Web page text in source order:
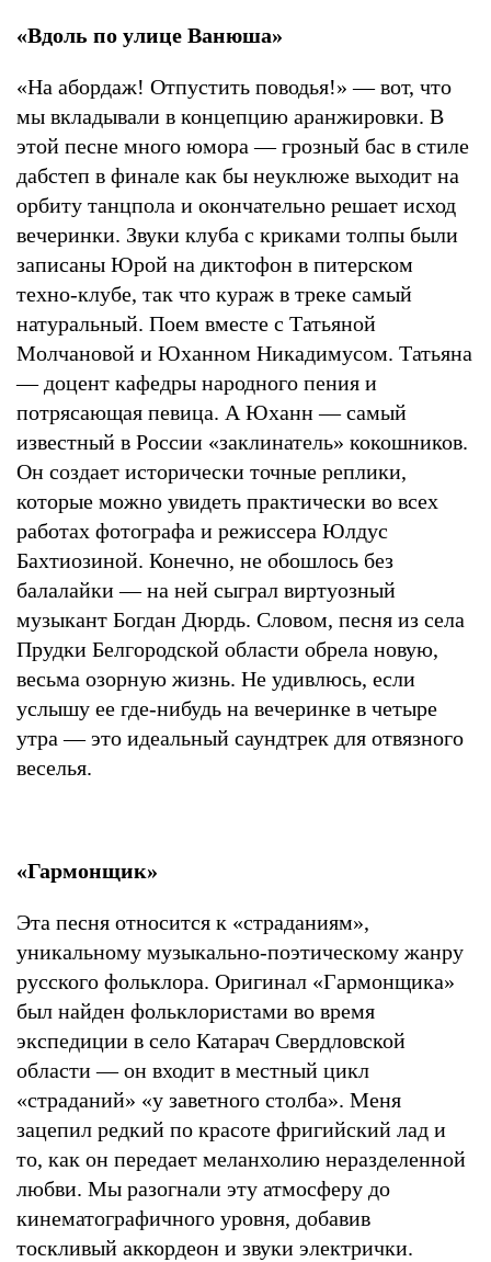
«Вдоль по улице Ванюша»
«На абордаж! Отпустить поводья!» — вот, что
мы вкладывали в концепцию аранжировки. В
этой песне много юмора — грозный бас в стиле
дабстеп в финале как бы неуклюже выходит на
орбиту танцпола и окончательно решает исход
вечеринки. Звуки клуба с криками толпы были
записаны Юрой на диктофон в питерском
техно-клубе, так что кураж в треке самый
натуральный. Поем вместе с Татьяной
Молчановой и Юханном Никадимусом. Татьяна
— доцент кафедры народного пения и
потрясающая певица. А Юханн — самый
известный в России «заклинатель» кокошников.
Он создает исторически точные реплики,
которые можно увидеть практически во всех
работах фотографа и режиссера Юлдус
Бахтиозиной. Конечно, не обошлось без
балалайки — на ней сыграл виртуозный
музыкант Богдан Дюрдь. Словом, песня из села
Прудки Белгородской области обрела новую,
весьма озорную жизнь. Не удивлюсь, если
услышу ее где-нибудь на вечеринке в четыре
утра — это идеальный саундтрек для отвязного
веселья.
«Гармонщик»
Эта песня относится к «страданиям»,
уникальному музыкально-поэтическому жанру
русского фольклора. Оригинал «Гармонщика»
был найден фольклористами во время
экспедиции в село Катарач Свердловской
области — он входит в местный цикл
«страданий» «у заветного столба». Меня
зацепил редкий по красоте фригийский лад и
то, как он передает меланхолию неразделенной
любви. Мы разогнали эту атмосферу до
кинематографичного уровня, добавив
тоскливый аккордеон и звуки электрички.